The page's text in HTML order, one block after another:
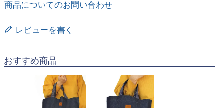
商品についてのお問い合わせ
レビューを書く
おすすめ商品